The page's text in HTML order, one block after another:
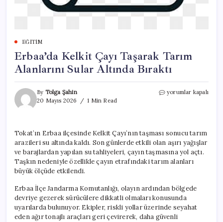
EĞITIM
Erbaa’da Kelkit Çayı Taşarak Tarım
Alanlarını Sular Altında Bıraktı
By Tolga Şahin
20 Mayıs 2026
1 Min Read
Erbaa’da
Alanlarını
Sular
Altında
Bıraktı
yorumlar kapalı
Tokat’ın Erbaa ilçesinde Kelkit Çayı’nın taşması sonucu tarım
arazileri su altında kaldı. Son günlerde etkili olan aşırı yağışlar
ve barajlardan yapılan su tahliyeleri, çayın taşmasına yol açtı.
Taşkın nedeniyle özellikle çayın etrafındaki tarım alanları
büyük ölçüde etkilendi.
Erbaa İlçe Jandarma Komutanlığı, olayın ardından bölgede
devriye gezerek sürücülere dikkatli olmaları konusunda
uyarılarda bulunuyor. Ekipler, riskli yollar üzerinde seyahat
eden ağır tonajlı araçları geri çevirerek, daha güvenli